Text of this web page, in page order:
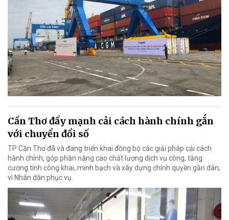
Cần Thơ đẩy mạnh cải cách hành chính gắn
với chuyển đổi số
TP Cần Thơ đã và đang triển khai đồng bộ các giải pháp cải cách
hành chính, góp phần nâng cao chất lượng dịch vụ công, tăng
cường tính công khai, minh bạch và xây dựng chính quyền gần dân,
vì Nhân dân phục vụ.